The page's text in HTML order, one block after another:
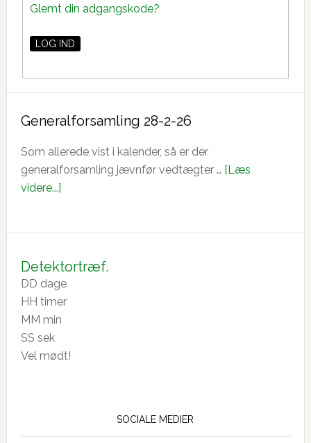
Glemt din adgangskode?
Generalforsamling 28-2-26
Som allerede vist i kalender, så er der
generalforsamling jævnfør vedtægter … [Læs
videre...]om
26
Detektortræf.
DD dage
HH timer
MM min
SS sek
Vel mødt!
SOCIALE MEDIER